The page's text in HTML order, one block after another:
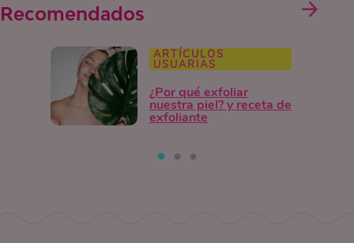
Recomendados
ARTÍCULOS
USUARIAS
¿Por qué exfoliar
nuestra piel? y receta de
exfoliante